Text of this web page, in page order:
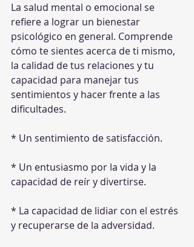
La salud mental o emocional se
refiere a lograr un bienestar
psicológico en general. Comprende
cómo te sientes acerca de ti mismo,
la calidad de tus relaciones y tu
capacidad para manejar tus
sentimientos y hacer frente a las
dificultades.
* Un sentimiento de satisfacción.
* Un entusiasmo por la vida y la
capacidad de reír y divertirse.
* La capacidad de lidiar con el estrés
y recuperarse de la adversidad.